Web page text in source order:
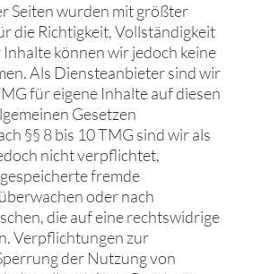
Seiten wurden mit größter
die Richtigkeit, Vollständigkeit
können wir jedoch keine
Als Diensteanbieter sind wir
für eigene Inhalte auf diesen
Gesetzen
§§ 8 bis 10 TMG sind wir als
nicht verpflichtet,
fremde
oder nach
die auf eine rechtswidrige
Verpflichtungen zur
der Nutzung von